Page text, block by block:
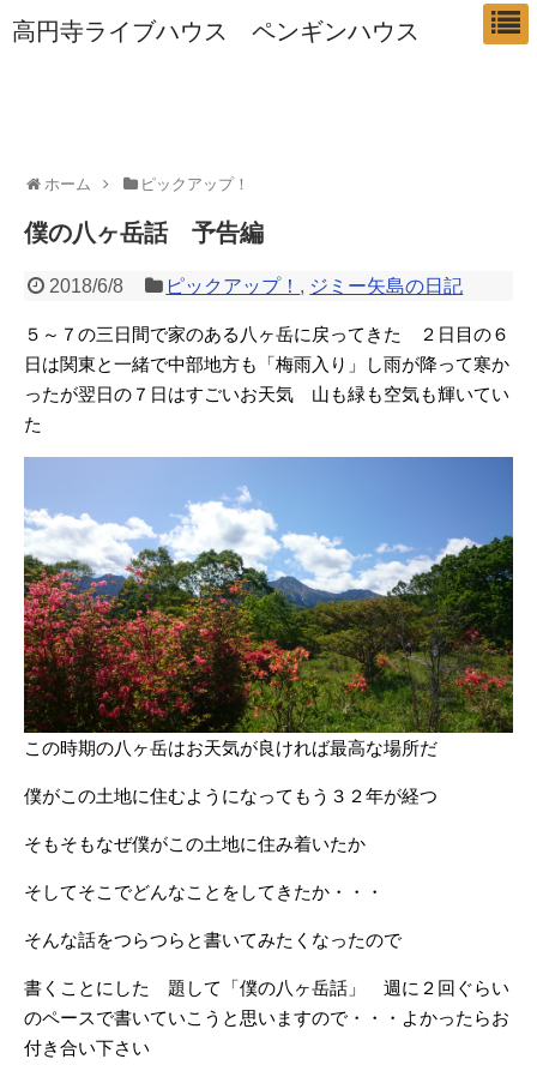
高円寺ライブハウス ペンギンハウス
ホーム ピックアップ！
僕の八ヶ岳話 予告編
2018/6/8 ピックアップ！ , ジミー矢島の日記
５～７の三日間で家のある八ヶ岳に戻ってきた ２日目の６
日は関東と一緒で中部地方も「梅雨入り」し雨が降って寒か
ったが翌日の７日はすごいお天気 山も緑も空気も輝いてい
た
この時期の八ヶ岳はお天気が良ければ最高な場所だ
僕がこの土地に住むようになってもう３２年が経つ
そもそもなぜ僕がこの土地に住み着いたか
そしてそこでどんなことをしてきたか・・・
そんな話をつらつらと書いてみたくなったので
書くことにした 題して「僕の八ヶ岳話」 週に２回ぐらい
のペースで書いていこうと思いますので・・・よかったらお
付き合い下さい